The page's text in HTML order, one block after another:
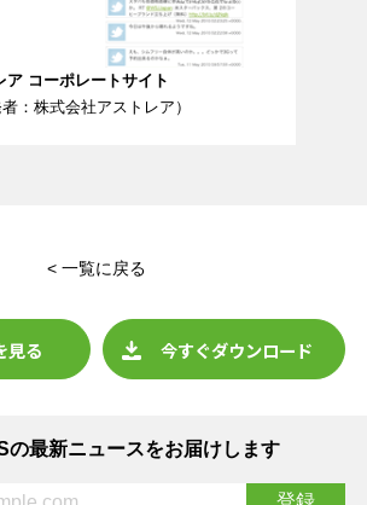
ア コーポレートサイト
者：株式会社アストレア）
< 一覧に戻る
見る 今すぐダウンロード
の最新ニュースをお届けします